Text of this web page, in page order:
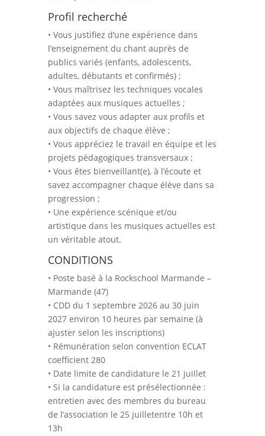
Profil recherché
• Vous justifiez d’une expérience dans
l’enseignement du chant auprès de
publics variés (enfants, adolescents,
adultes, débutants et confirmés) ;
• Vous maîtrisez les techniques vocales
adaptées aux musiques actuelles ;
• Vous savez vous adapter aux profils et
aux objectifs de chaque élève ;
• Vous appréciez le travail en équipe et les
projets pédagogiques transversaux ;
• Vous êtes bienveillant(e), à l’écoute et
savez accompagner chaque élève dans sa
progression ;
• Une expérience scénique et/ou
artistique dans les musiques actuelles est
un véritable atout.
CONDITIONS
• Poste basé à la Rockschool Marmande –
Marmande (47)
• CDD du 1 septembre 2026 au 30 juin
2027 environ 10 heures par semaine (à
ajuster selon les inscriptions)
• Rémunération selon convention ECLAT
coefficient 280
• Date limite de candidature le 21 juillet
• Si la candidature est présélectionnée :
entretien avec des membres du bureau
de l’association le 25 juilletentre 10h et
13h